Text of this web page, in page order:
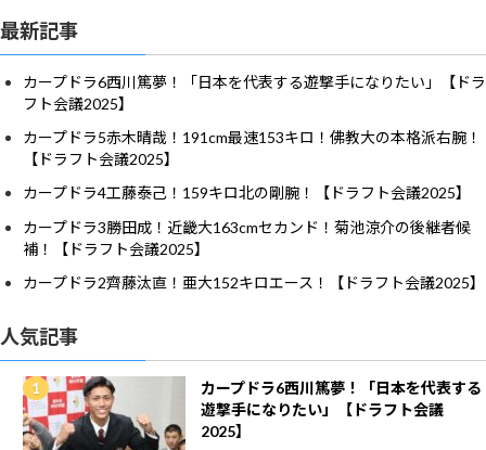
最新記事
カープドラ6西川篤夢！「日本を代表する遊撃手になりたい」【ドラ
フト会議2025】
カープドラ5赤木晴哉！191cm最速153キロ！佛教大の本格派右腕！
【ドラフト会議2025】
カープドラ4工藤泰己！159キロ北の剛腕！【ドラフト会議2025】
カープドラ3勝田成！近畿大163cmセカンド！菊池涼介の後継者候
補！【ドラフト会議2025】
カープドラ2齊藤汰直！亜大152キロエース！【ドラフト会議2025】
人気記事
カープドラ6西川篤夢！「日本を代表する
遊撃手になりたい」【ドラフト会議
2025】